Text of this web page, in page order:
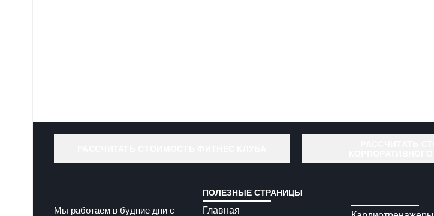
Мы работаем в будние дни с
ПОЛЕЗНЫЕ СТРАНИЦЫ
Главная